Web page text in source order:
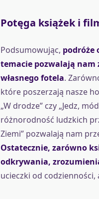
Potęga książek i
Podsumowując, podróże
temacie pozwalają nam
własnego fotela.
które poszerzają nasze
„W drodze” czy „Jedz,
różnorodność ludzkich
Ziemi” pozwalają nam
Ostatecznie, zarówno
odkrywania,
ucieczki od codzienności,